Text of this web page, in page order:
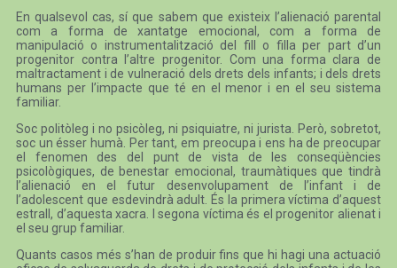
En qualsevol cas, sí que sabem que existeix l’alienació parental
com a forma de xantatge emocional, com a forma de
manipulació o instrumentalització del fill o filla per part d’un
progenitor contra l’altre progenitor. Com una forma clara de
maltractament i de vulneració dels drets dels infants; i dels drets
humans per l’impacte que té en el menor i en el seu sistema
familiar.
Soc politòleg i no psicòleg, ni psiquiatre, ni jurista. Però, sobretot,
soc un ésser humà. Per tant, em preocupa i ens ha de preocupar
el fenomen des del punt de vista de les conseqüències
psicològiques, de benestar emocional, traumàtiques que tindrà
l’alienació en el futur desenvolupament de l’infant i de
l’adolescent que esdevindrà adult. És la primera víctima d’aquest
estrall, d’aquesta xacra. I segona víctima és el progenitor alienat i
el seu grup familiar.
Quants casos més s’han de produir fins que hi hagi una actuació